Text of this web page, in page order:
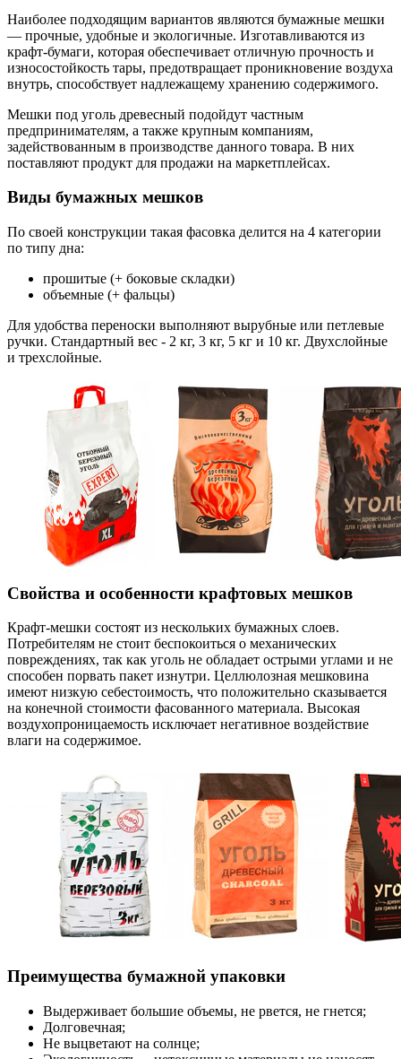
Наиболее подходящим вариантов являются бумажные мешки
— прочные, удобные и экологичные. Изготавливаются из
крафт-бумаги, которая обеспечивает отличную прочность и
износостойкость тары, предотвращает проникновение воздуха
внутрь, способствует надлежащему хранению содержимого.
Мешки под уголь древесный подойдут частным
предпринимателям, а также крупным компаниям,
задействованным в производстве данного товара. В них
поставляют продукт для продажи на маркетплейсах.
Виды бумажных мешков
По своей конструкции такая фасовка делится на 4 категории
по типу дна:
прошитые (+ боковые складки)
объемные (+ фальцы)
Для удобства переноски выполняют вырубные или петлевые
ручки. Стандартный вес - 2 кг, 3 кг, 5 кг и 10 кг. Двухслойные
и трехслойные.
Свойства и особенности крафтовых мешков
Крафт-мешки состоят из нескольких бумажных слоев.
Потребителям не стоит беспокоиться о механических
повреждениях, так как уголь не обладает острыми углами и не
способен порвать пакет изнутри. Целлюлозная мешковина
имеют низкую себестоимость, что положительно сказывается
на конечной стоимости фасованного материала. Высокая
воздухопроницаемость исключает негативное воздействие
влаги на содержимое.
Преимущества бумажной упаковки
Выдерживает большие объемы, не рвется, не гнется;
Долговечная;
Не выцветают на солнце;